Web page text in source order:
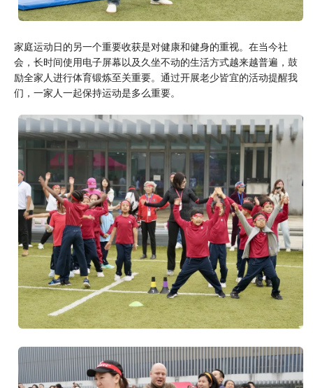
家庭运动日的另一个重要收获是对健康和健身的重视。在当今社
会，长时间使用电子屏幕以及久坐不动的生活方式越来越普遍，鼓
励全家人进行体育锻炼至关重要。通过开展老少皆宜的活动提醒我
们，一家人一起保持运动是多么重要。